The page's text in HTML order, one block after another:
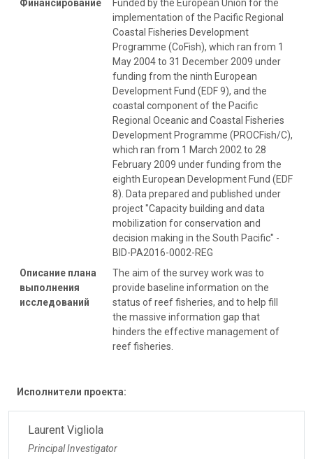
Финансирование
Funded by the European Union for the
implementation of the Pacific Regional
Coastal Fisheries Development
Programme (CoFish), which ran from 1
May 2004 to 31 December 2009 under
funding from the ninth European
Development Fund (EDF 9), and the
coastal component of the Pacific
Regional Oceanic and Coastal Fisheries
Development Programme (PROCFish/C),
which ran from 1 March 2002 to 28
February 2009 under funding from the
eighth European Development Fund (EDF
8). Data prepared and published under
project "Capacity building and data
mobilization for conservation and
decision making in the South Pacific" -
BID-PA2016-0002-REG
Описание плана
выполнения
исследований
The aim of the survey work was to
provide baseline information on the
status of reef fisheries, and to help fill
the massive information gap that
hinders the effective management of
reef fisheries.
Исполнители проекта:
Laurent Vigliola
Principal Investigator